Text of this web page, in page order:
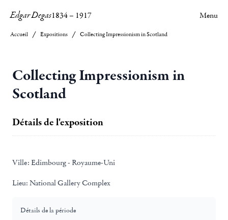
Edgar Degas1834– 1917 Menu
Accueil Expositions Collecting Impressionism in Scotland
Collecting Impressionism in
Scotland
Détails de l'exposition
Ville: Edimbourg - Royaume-Uni
Lieu: National Gallery Complex
Détails de la période